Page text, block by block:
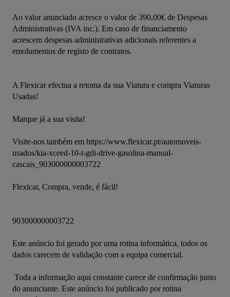
Ao valor anunciado acresce o valor de 390,00€ de Despesas
Administrativas (IVA inc.). Em caso de financiamento
acrescem despesas administrativas adicionais referentes a
emolumentos de registo de contratos.
A Flexicar efectua a retoma da sua Viatura e compra Viaturas
Usadas!
Marque já a sua visita!
Visite-nos também em https://www.flexicar.pt/automoveis-
usados/kia-xceed-10-t-gdi-drive-gasolina-manual-
cascais_903000000003722
Flexicar, Compra, vende, é fácil!
903000000003722
Este anúncio foi gerado por uma rotina informática, todos os
dados carecem de validação com a equipa comercial.
do anunciante. Este anúncio foi publicado por rotina